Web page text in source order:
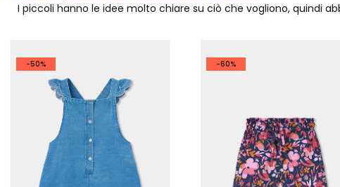
I piccoli hanno le idee molto chiare su ciò che vogliono, quindi
-50% -60%